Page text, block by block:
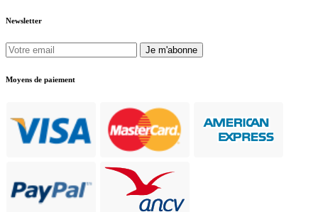
Newsletter
Je m'abonne
Moyens de paiement